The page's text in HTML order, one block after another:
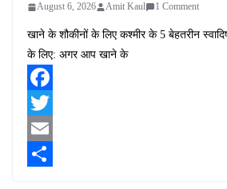
August 6, 2026 Amit Kaul 1 Comment
खाने के शौकीनों के लिए कश्मीर के 5 बेहतरीन
के लिए: अगर आप खाने के
F
aT
w
E